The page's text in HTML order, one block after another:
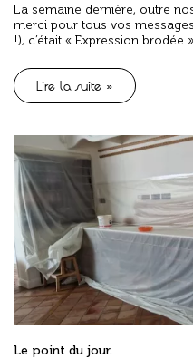
La semaine dernière, outre
merci pour tous vos
!), c’était « Expression brodée
Lire la suite »
Le point du jour.